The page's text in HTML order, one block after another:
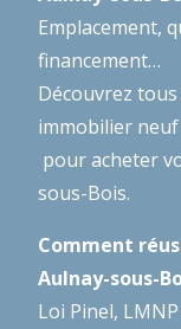
Emplacement,
financement…
Découvrez
immobilier neuf
pour acheter
sous-Bois.
Comment
Aulnay-sous-
Loi Pinel,